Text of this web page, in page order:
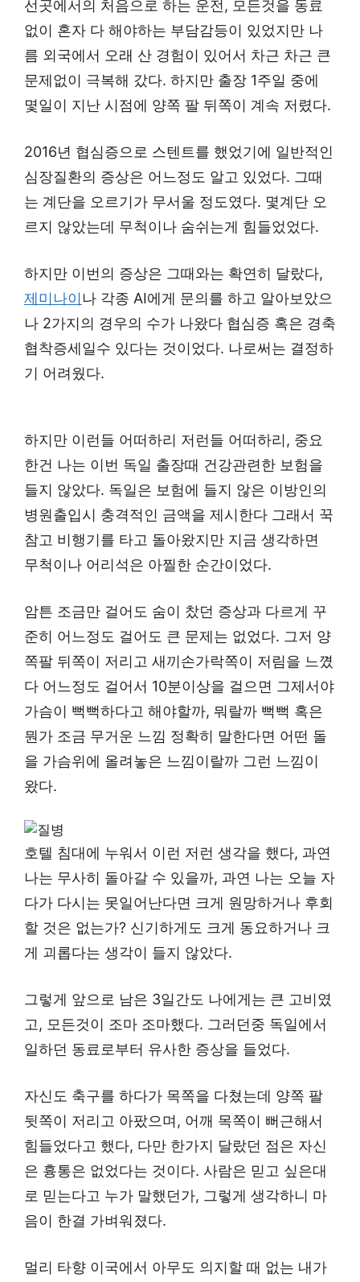
선곳에서의 처음으로 하는 운전, 모든것을 동료
없이 혼자 다 해야하는 부담감등이 있었지만 나
름 외국에서 오래 산 경험이 있어서 차근 차근 큰
문제없이 극복해 갔다. 하지만 출장 1주일 중에
몇일이 지난 시점에 양쪽 팔 뒤쪽이 계속 저렸다.
2016년 협심증으로 스텐트를 했었기에 일반적인
심장질환의 증상은 어느정도 알고 있었다. 그때
는 계단을 오르기가 무서울 정도였다. 몇계단 오
르지 않았는데 무척이나 숨쉬는게 힘들었었다.
하지만 이번의 증상은 그때와는 확연히 달랐다,
제미나이나 각종 AI에게 문의를 하고 알아보았으
나 2가지의 경우의 수가 나왔다 협심증 혹은 경축
협착증세일수 있다는 것이었다. 나로써는 결정하
기 어려웠다.
하지만 이런들 어떠하리 저런들 어떠하리, 중요
한건 나는 이번 독일 출장때 건강관련한 보험을
들지 않았다. 독일은 보험에 들지 않은 이방인의
병원출입시 충격적인 금액을 제시한다 그래서 꾹
참고 비행기를 타고 돌아왔지만 지금 생각하면
무척이나 어리석은 아찔한 순간이었다.
암튼 조금만 걸어도 숨이 찼던 증상과 다르게 꾸
준히 어느정도 걸어도 큰 문제는 없었다. 그저 양
쪽팔 뒤쪽이 저리고 새끼손가락쪽이 저림을 느꼈
다 어느정도 걸어서 10분이상을 걸으면 그제서야
가슴이 뻑뻑하다고 해야할까, 뭐랄까 뻑뻑 혹은
뭔가 조금 무거운 느낌 정확히 말한다면 어떤 돌
을 가슴위에 올려놓은 느낌이랄까 그런 느낌이
왔다.
호텔 침대에 누워서 이런 저런 생각을 했다, 과연
나는 무사히 돌아갈 수 있을까, 과연 나는 오늘 자
다가 다시는 못일어난다면 크게 원망하거나 후회
할 것은 없는가? 신기하게도 크게 동요하거나 크
게 괴롭다는 생각이 들지 않았다.
그렇게 앞으로 남은 3일간도 나에게는 큰 고비였
고, 모든것이 조마 조마했다. 그러던중 독일에서
일하던 동료로부터 유사한 증상을 들었다.
자신도 축구를 하다가 목쪽을 다쳤는데 양쪽 팔
뒷쪽이 저리고 아팠으며, 어깨 목쪽이 뻐근해서
힘들었다고 했다, 다만 한가지 달랐던 점은 자신
은 흉통은 없었다는 것이다. 사람은 믿고 싶은대
로 믿는다고 누가 말했던가, 그렇게 생각하니 마
음이 한결 가벼워졌다.
멀리 타향 이국에서 아무도 의지할 때 없는 내가